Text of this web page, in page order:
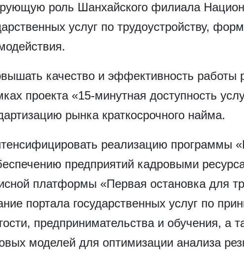
роль Шанхайского филиала
услуг по трудоустройству,
качество и эффективность работы
проекта «15-минутная доступность
рынка краткосрочного найма.
реализацию программы
предприятий кадровыми
платформы «Первая остановка для
портала государственных услуг по
предпринимательства и обучения, а
моделей для оптимизации анализа